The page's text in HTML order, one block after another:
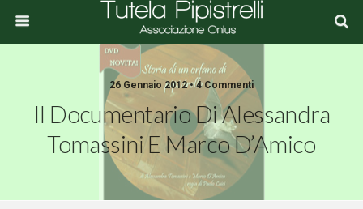
26 Gennaio 2012 • 4 Commenti
Il Documentario Di Alessandra
Tomassini E Marco D’Amico